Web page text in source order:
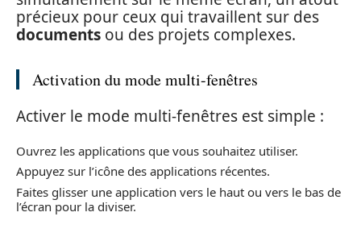
précieux pour ceux qui travaillent sur des
documents ou des projets complexes.
Activation du mode multi-fenêtres
Activer le mode multi-fenêtres est simple :
Ouvrez les applications que vous souhaitez utiliser.
Appuyez sur l’icône des applications récentes.
Faites glisser une application vers le haut ou vers le bas de
l’écran pour la diviser.